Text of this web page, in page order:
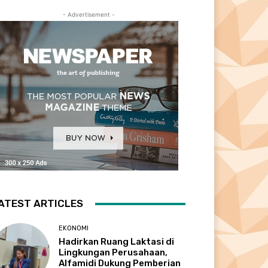
- Advertisement -
ARTICLES
EKONOMI
Hadirkan Ruang Laktasi di
Lingkungan Perusahaan,
Alfamidi Dukung Pemberian